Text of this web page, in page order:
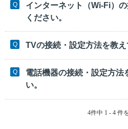
インターネット（Wi-Fi）
ください。
TVの接続・設定方法を教え
電話機器の接続・設定方法
い。
4件中 1 - 4 件